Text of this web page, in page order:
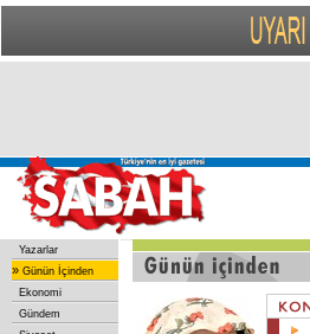
Yazarlar
» Günün İçinden
Ekonomi
Gündem